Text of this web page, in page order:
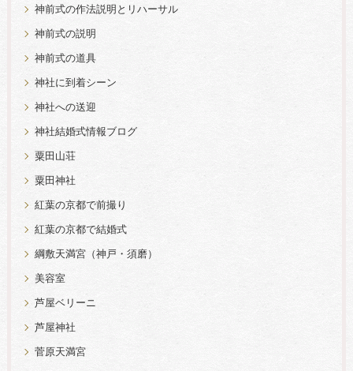
神前式の作法説明とリハーサル
神前式の説明
神前式の道具
神社に到着シーン
神社への送迎
神社結婚式情報ブログ
粟田山荘
粟田神社
紅葉の京都で前撮り
紅葉の京都で結婚式
綱敷天満宮（神戸・須磨）
美容室
芦屋ベリーニ
芦屋神社
菅原天満宮